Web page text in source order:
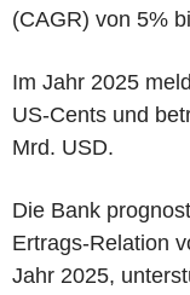
(CAGR) von 5%
Im Jahr 2025
US-Cents und
Mrd. USD.
Die Bank
Ertrags-Relation
Jahr 2025,